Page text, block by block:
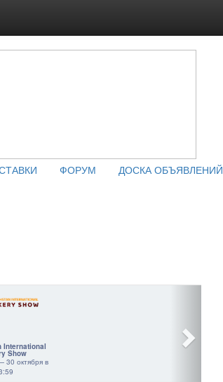
ФОРУМ ДОСКА ОБЪЯВЛЕНИЙ
International
Show
30 октября в